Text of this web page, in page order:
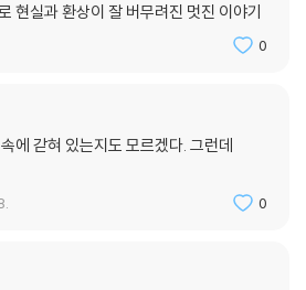
현실과 환상이 잘 버무려진 멋진 이야기
0
에 갇혀 있는지도 모르겠다. 그런데
0